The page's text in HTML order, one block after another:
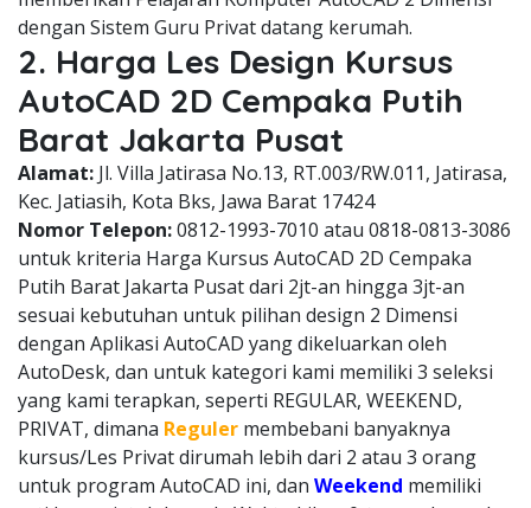
dengan Sistem Guru Privat datang kerumah.
2. Harga Les Design Kursus
AutoCAD 2D Cempaka Putih
Barat Jakarta Pusat
Alamat: Jl. Villa Jatirasa No.13, RT.003/RW.011, Jatirasa,
Kec. Jatiasih, Kota Bks, Jawa Barat 17424
Nomor Telepon:0812-1993-7010 atau 0818-0813-3086
untuk kriteria Harga Kursus AutoCAD 2D Cempaka
Putih Barat Jakarta Pusat dari 2jt-an hingga 3jt-an
sesuai kebutuhan untuk pilihan design 2 Dimensi
dengan Aplikasi AutoCAD yang dikeluarkan oleh
AutoDesk, dan untuk kategori kami memiliki 3 seleksi
yang kami terapkan, seperti REGULAR, WEEKEND,
PRIVAT, dimana Reguler membebani banyaknya
kursus/Les Privat dirumah lebih dari 2 atau 3 orang
untuk program AutoCAD ini, dan Weekend memiliki